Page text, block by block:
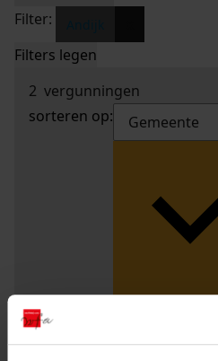
Filter:
Filters legen
2 vergunningen
sorteren op: